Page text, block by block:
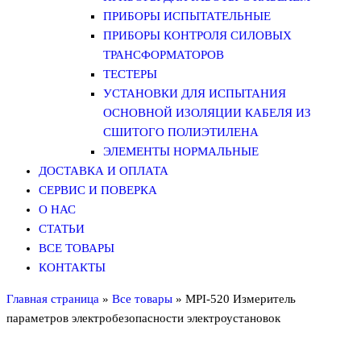
ПРИБОРЫ ИСПЫТАТЕЛЬНЫЕ
ПРИБОРЫ КОНТРОЛЯ СИЛОВЫХ
ТРАНСФОРМАТОРОВ
ТЕСТЕРЫ
УСТАНОВКИ ДЛЯ ИСПЫТАНИЯ
ОСНОВНОЙ ИЗОЛЯЦИИ КАБЕЛЯ ИЗ
СШИТОГО ПОЛИЭТИЛЕНА
ЭЛЕМЕНТЫ НОРМАЛЬНЫЕ
ДОСТАВКА И ОПЛАТА
СЕРВИС И ПОВЕРКА
О НАС
СТАТЬИ
ВСЕ ТОВАРЫ
КОНТАКТЫ
Главная страница » Все товары » MPI-520 Измеритель
параметров электробезопасности электроустановок